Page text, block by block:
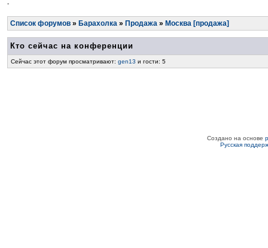
-
Список форумов » Барахолка » Продажа » Москва [продажа]
Кто сейчас на конференции
Сейчас этот форум просматривают: gen13 и гости: 5
Создано на основе
Русская